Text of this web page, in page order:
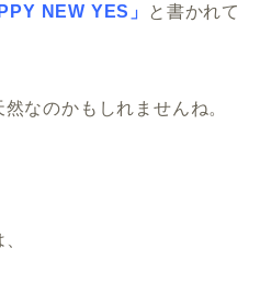
NEW YES」
と書かれて
なのかもしれませんね。